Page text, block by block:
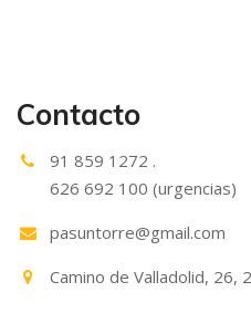
Contacto
91 859 1272 .
626 692 100 (urgencias)
pasuntorre@gmail.com
Camino de Valladolid, 26,